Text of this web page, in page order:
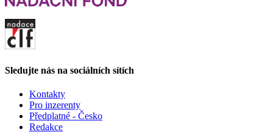
Sledujte nás na sociálních sítích
Kontakty
Pro inzerenty
Předplatné - Česko
Redakce